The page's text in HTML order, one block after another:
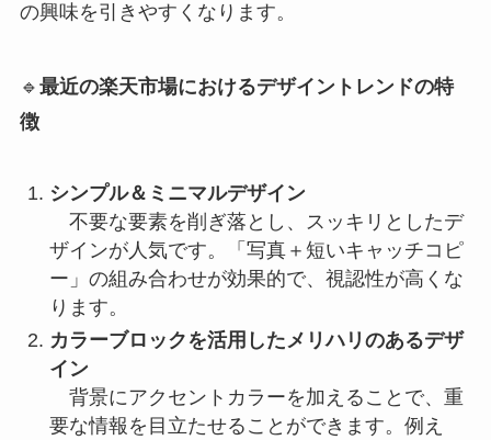
の興味を引きやすくなります。
🔹 最近の楽天市場におけるデザイントレンドの特
徴
シンプル＆ミニマルデザイン
不要な要素を削ぎ落とし、スッキリとしたデ
ザインが人気です。「写真＋短いキャッチコピ
ー」の組み合わせが効果的で、視認性が高くな
ります。
カラーブロックを活用したメリハリのあるデザ
イン
背景にアクセントカラーを加えることで、重
要な情報を目立たせることができます。例え